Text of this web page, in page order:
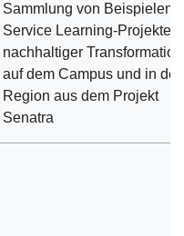
Sammlung von Beispielen
Service Learning-Projekte
nachhaltiger Transformation
auf dem Campus und in der
Region aus dem Projekt
Senatra